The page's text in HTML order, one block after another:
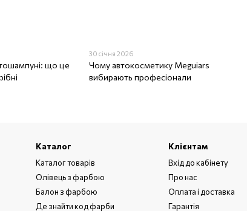
що це
30 січня 2026
Чому автокосметику Meguiars
вибирають професіонали
Каталог
Каталог товарів
Олівець з фарбою
Балон з фарбою
Де знайти код фарби
Клієнтам
Вхід до кабінету
Про нас
Оплата і доставка
Гарантія